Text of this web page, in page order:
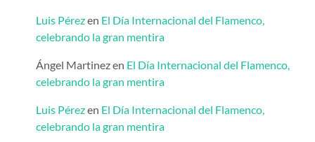
Luis Pérezen El Día Internacional del Flamenco,
celebrando la gran mentira
Ángel Martinezen El Día Internacional del Flamenco,
celebrando la gran mentira
Luis Pérezen El Día Internacional del Flamenco,
celebrando la gran mentira